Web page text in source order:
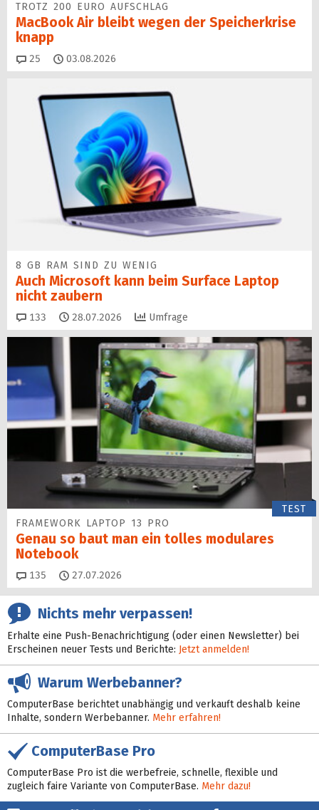
TROTZ 200 EURO AUFSCHLAG
MacBook Air bleibt wegen der Speicherkrise
knapp
25 Kommentare
03.08.2026
8 GB RAM SIND ZU WENIG
Auch Microsoft kann beim Surface Laptop
nicht zaubern
133 Kommentare
28.07.2026 Umfrage
TEST
FRAMEWORK LAPTOP 13 PRO
Genau so baut man ein tolles modulares
Notebook
135 Kommentare
27.07.2026
Nichts mehr verpassen!
Erhalte eine Push-Benachrichtigung (oder einen Newsletter) bei
Erscheinen neuer Tests und Berichte: Jetzt anmelden!
Warum Werbebanner?
ComputerBase berichtet unabhängig und verkauft deshalb keine
Inhalte, sondern Werbebanner. Mehr erfahren!
ComputerBase Pro
ComputerBase Pro ist die werbefreie, schnelle, flexible und
zugleich faire Variante von ComputerBase. Mehr dazu!